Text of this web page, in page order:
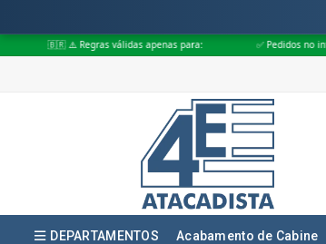
válidas apenas para: ✅ Pedidos no interior de Goiás
DEPARTAMENTOS Acabamento de Cabine